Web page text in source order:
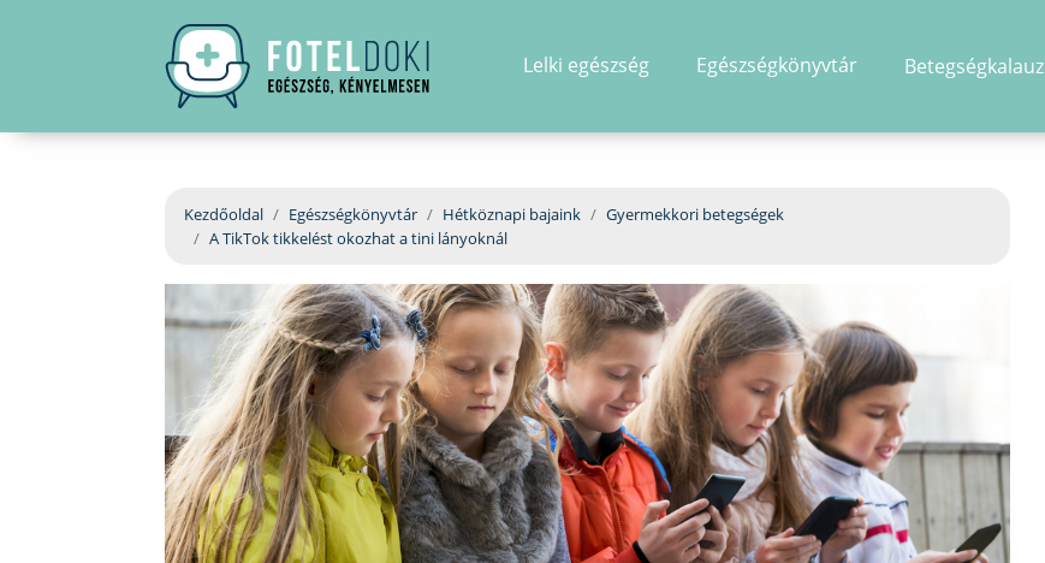
Lelki egészség Egészségkönyvtár Betegségkalauz
Kezdőoldal Egészségkönyvtár Hétköznapi bajaink
Gyermekkori betegségek
A TikTok tikkelést okozhat a tini lányoknál